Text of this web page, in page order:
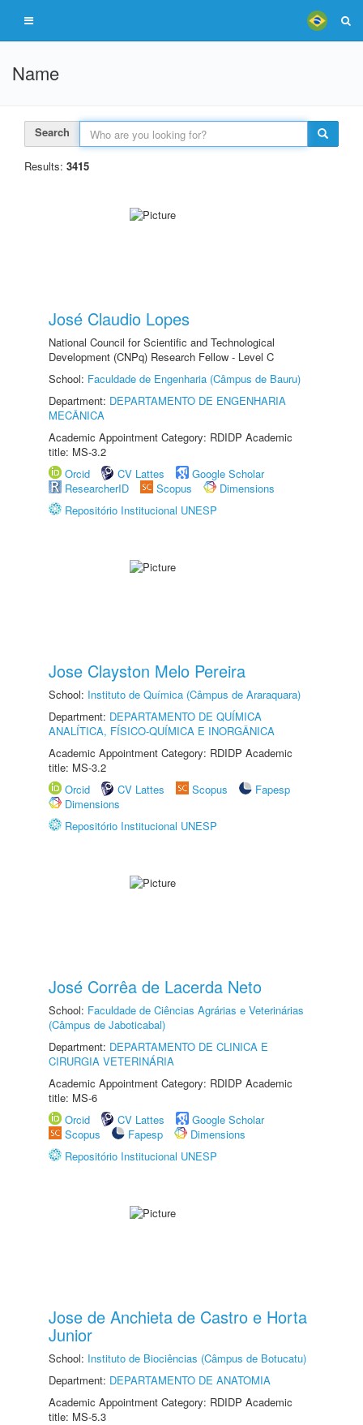
Name
Search
Results: 3415
José Claudio Lopes
National Council for Scientific and Technological
Development (CNPq) Research Fellow - Level C
School: Faculdade de Engenharia (Câmpus de Bauru)
Department: DEPARTAMENTO DE ENGENHARIA
MECÂNICA
Academic Appointment Category: RDIDP Academic
title: MS-3.2
Orcid
CV Lattes
Google Scholar
ResearcherID
Scopus
Dimensions
Repositório Institucional UNESP
Jose Clayston Melo Pereira
School: Instituto de Química (Câmpus de Araraquara)
Department: DEPARTAMENTO DE QUÍMICA
ANALÍTICA, FÍSICO-QUÍMICA E INORGÂNICA
Academic Appointment Category: RDIDP Academic
title: MS-3.2
Orcid
CV Lattes Scopus
Fapesp
Dimensions
Repositório Institucional UNESP
José Corrêa de Lacerda Neto
School: Faculdade de Ciências Agrárias e Veterinárias
(Câmpus de Jaboticabal)
Department: DEPARTAMENTO DE CLINICA E
CIRURGIA VETERINÁRIA
Academic Appointment Category: RDIDP Academic
title: MS-6
Orcid
CV Lattes
Google Scholar
Scopus
Fapesp
Dimensions
Repositório Institucional UNESP
Jose de Anchieta de Castro e Horta
Junior
School: Instituto de Biociências (Câmpus de Botucatu)
Department: DEPARTAMENTO DE ANATOMIA
Academic Appointment Category: RDIDP Academic
title: MS-5.3